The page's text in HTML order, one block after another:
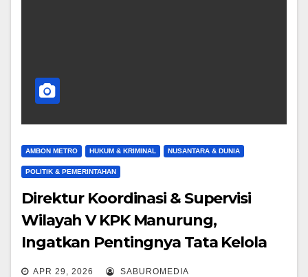
AMBON METRO HUKUM & KRIMINAL NUSANTARA & DUNIA
POLITIK & PEMERINTAHAN
Direktur Koordinasi & Supervisi
Wilayah V KPK Manurung,
Ingatkan Pentingnya Tata Kelola
Keuangan
APR 29, 2026 SABUROMEDIA